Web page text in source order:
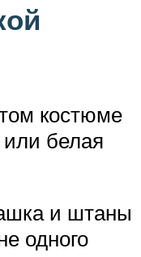
костюме
или белая
и штаны
одного